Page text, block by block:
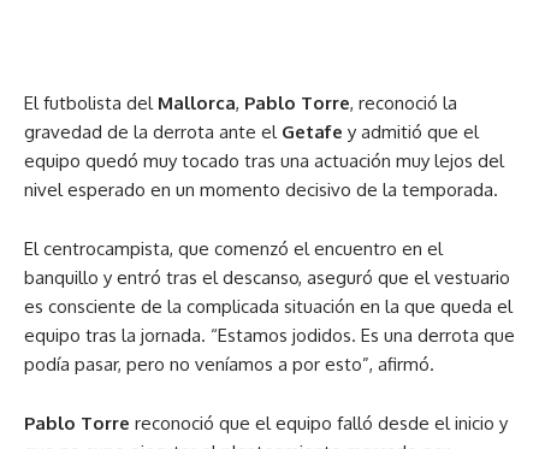
El futbolista del Mallorca, Pablo Torre, reconoció la
gravedad de la derrota ante el Getafe y admitió que el
equipo quedó muy tocado tras una actuación muy lejos del
nivel esperado en un momento decisivo de la temporada.
El centrocampista, que comenzó el encuentro en el
banquillo y entró tras el descanso, aseguró que el vestuario
es consciente de la complicada situación en la que queda el
equipo tras la jornada. “Estamos jodidos. Es una derrota que
podía pasar, pero no veníamos a por esto”, afirmó.
Pablo Torre reconoció que el equipo falló desde el inicio y